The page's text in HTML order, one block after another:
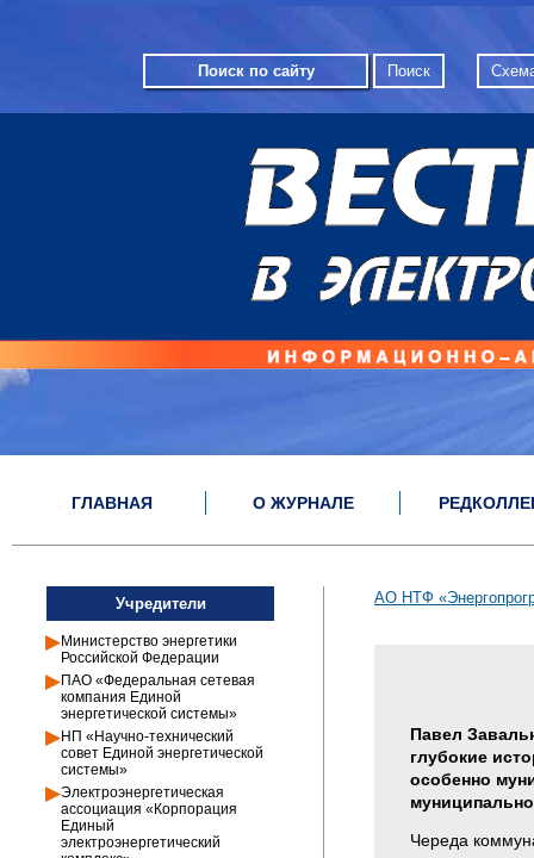
ГЛАВНАЯ О ЖУРНАЛЕ
АО НТФ
Павел
глубокие
особенно
Череда
Учредители
Министерство энергетики
Российской Федерации
ПАО «Федеральная сетевая
компания Единой
энергетической системы»
НП «Научно-технический
совет Единой энергетической
системы»
Электроэнергетическая
ассоциация «Корпорация
Единый
электроэнергетический